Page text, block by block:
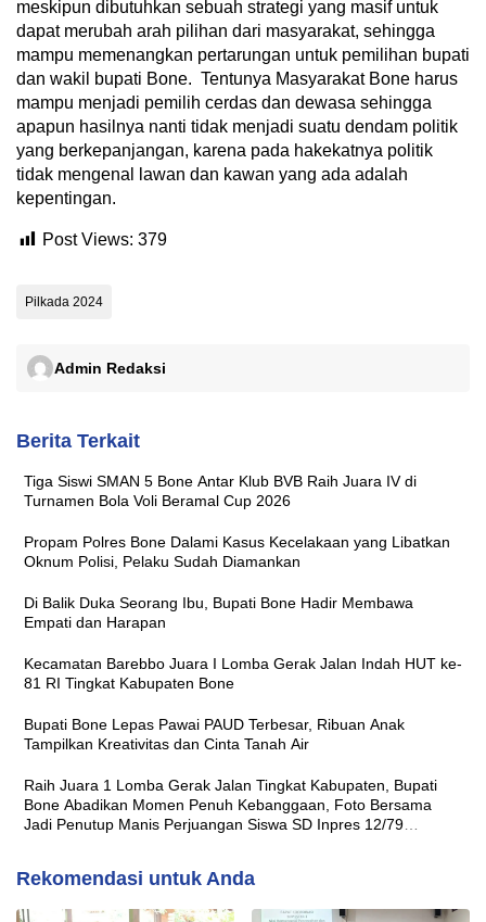
meskipun dibutuhkan sebuah strategi yang masif untuk
dapat merubah arah pilihan dari masyarakat, sehingga
mampu memenangkan pertarungan untuk pemilihan bupati
dan wakil bupati Bone. Tentunya Masyarakat Bone harus
mampu menjadi pemilih cerdas dan dewasa sehingga
apapun hasilnya nanti tidak menjadi suatu dendam politik
yang berkepanjangan, karena pada hakekatnya politik
tidak mengenal lawan dan kawan yang ada adalah
kepentingan.
Post Views: 379
Pilkada 2024
Admin Redaksi
Berita Terkait
Tiga Siswi SMAN 5 Bone Antar Klub BVB Raih Juara IV di
Turnamen Bola Voli Beramal Cup 2026
Propam Polres Bone Dalami Kasus Kecelakaan yang Libatkan
Oknum Polisi, Pelaku Sudah Diamankan
Di Balik Duka Seorang Ibu, Bupati Bone Hadir Membawa
Empati dan Harapan
Kecamatan Barebbo Juara I Lomba Gerak Jalan Indah HUT ke-
81 RI Tingkat Kabupaten Bone
Bupati Bone Lepas Pawai PAUD Terbesar, Ribuan Anak
Tampilkan Kreativitas dan Cinta Tanah Air
Raih Juara 1 Lomba Gerak Jalan Tingkat Kabupaten, Bupati
Bone Abadikan Momen Penuh Kebanggaan, Foto Bersama
Jadi Penutup Manis Perjuangan Siswa SD Inpres 12/79
Rekomendasi untuk Anda